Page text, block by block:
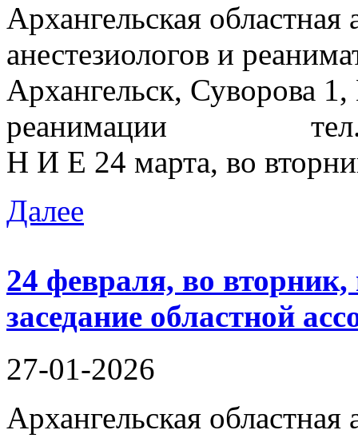
Архангельская областная
анестезиологов и
Архангельск, Суворова
реанимации тел.
Н И Е 24 марта, во
Далее
24 февраля, во вторник,
заседание областной
27-01-2026
Архангельская областная